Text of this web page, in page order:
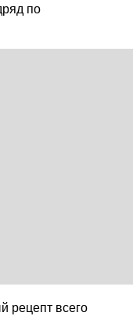
по
рецепт всего